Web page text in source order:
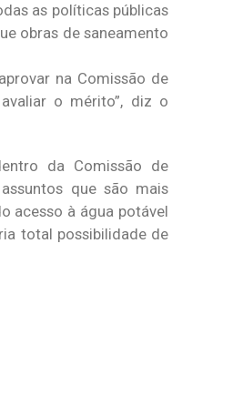
as políticas públicas
obras de saneamento
na Comissão de
o mérito”, diz o
da Comissão de
que são mais
acesso à água potável
total possibilidade de